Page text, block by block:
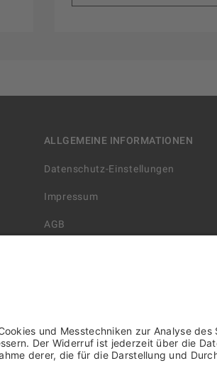
ALLGEMEINE INFORMATIONEN
Datenschutz-Einstellungen
Impressum
AGB
Informationen zur Barrierefreiheit